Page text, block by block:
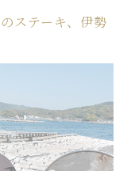
ステーキ、伊勢